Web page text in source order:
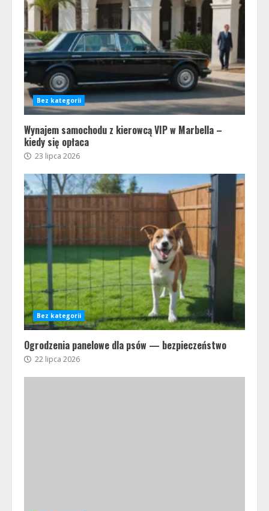
Bez kategorii
Wynajem samochodu z kierowcą VIP w Marbella –
kiedy się opłaca
23 lipca 2026
Bez kategorii
Ogrodzenia panelowe dla psów — bezpieczeństwo
22 lipca 2026